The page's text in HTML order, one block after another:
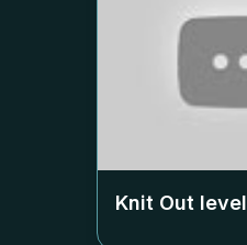
Knit Out level